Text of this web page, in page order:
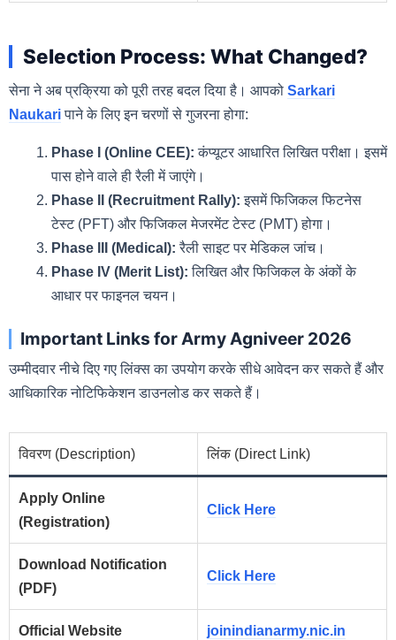
Selection Process: What Changed?
सेना ने अब प्रक्रिया को पूरी तरह बदल दिया है। आपको Sarkari
Naukariपाने के लिए इन चरणों से गुजरना होगा:
Phase I (Online CEE): कंप्यूटर आधारित लिखित परीक्षा। इसमें
पास होने वाले ही रैली में जाएंगे।
Phase II (Recruitment Rally): इसमें फिजिकल फिटनेस
टेस्ट (PFT) और फिजिकल मेजरमेंट टेस्ट (PMT) होगा।
Phase III (Medical): रैली साइट पर मेडिकल जांच।
Phase IV (Merit List): लिखित और फिजिकल के अंकों के
आधार पर फाइनल चयन।
Important Links for Army Agniveer 2026
उम्मीदवार नीचे दिए गए लिंक्स का उपयोग करके सीधे आवेदन कर सकते हैं और
आधिकारिक नोटिफिकेशन डाउनलोड कर सकते हैं।
विवरण (Description) लिंक (Direct Link)
Apply Online
(Registration)
Click Here
Download Notification
(PDF)
Click Here
Official Website joinindianarmy.nic.in